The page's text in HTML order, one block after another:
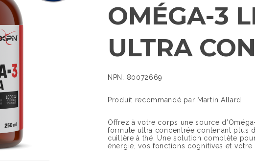
OMÉGA-3
ULTRA
NPN: 80072669
Produit recommandé par Martin Allard
Offrez à votre corps une source
formule ultra concentrée contenant plus
cuillère à thé. Une solution complète
énergie, vos fonctions cognitives et votre